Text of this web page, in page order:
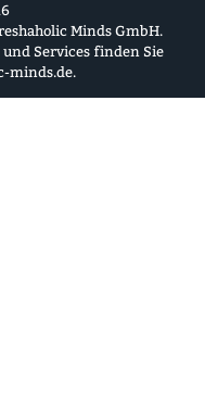
Minds GmbH.
Services finden Sie
minds.de.